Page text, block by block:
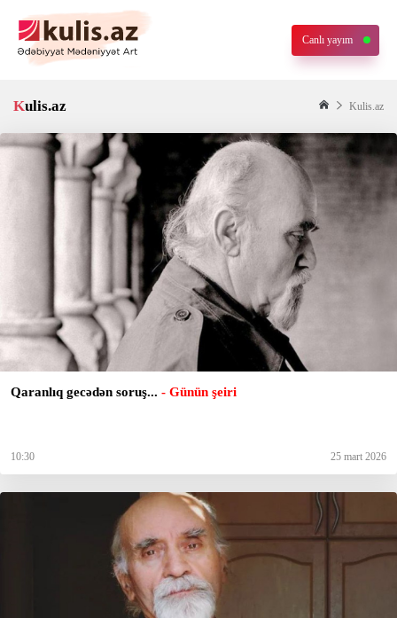
Canlı yayım
Kulis.az Kulis.az
Qaranlıq gecədən soruş... - Günün şeiri
10:30 25 mart 2026